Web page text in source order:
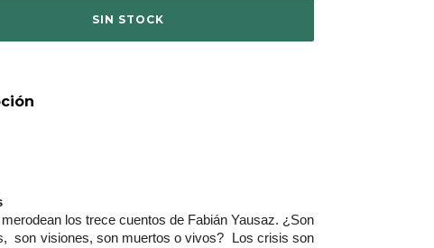
los trece cuentos de Fabián Yausaz. ¿Son
son visiones, son muertos o vivos?  Los crisis son